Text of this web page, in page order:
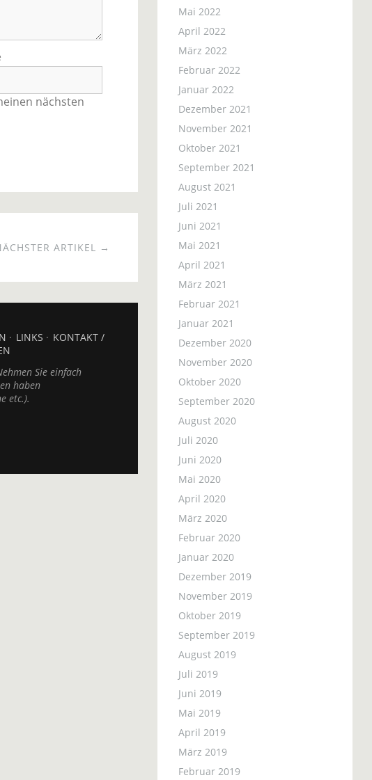
nächsten
ARTIKEL →
LINKS
KONTAKT /
Sie einfach
haben
etc.).
Mai 2022
April 2022
März 2022
Februar 2022
Januar 2022
Dezember 2021
November 2021
Oktober 2021
September 2021
August 2021
Juli 2021
Juni 2021
Mai 2021
April 2021
März 2021
Februar 2021
Januar 2021
Dezember 2020
November 2020
Oktober 2020
September 2020
August 2020
Juli 2020
Juni 2020
Mai 2020
April 2020
März 2020
Februar 2020
Januar 2020
Dezember 2019
November 2019
Oktober 2019
September 2019
August 2019
Juli 2019
Juni 2019
Mai 2019
April 2019
März 2019
Februar 2019